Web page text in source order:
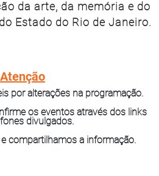
da arte, da memória e do
Estado do Rio de Janeiro.
Atenção
por alterações na programação.
os eventos através dos links
divulgados.
compartilhamos a informação.